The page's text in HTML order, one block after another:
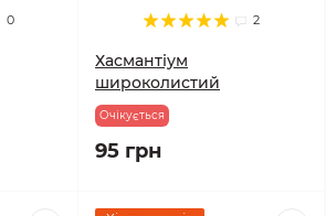
0 2
Хасмантіум
широколистий
Очікується
95 грн